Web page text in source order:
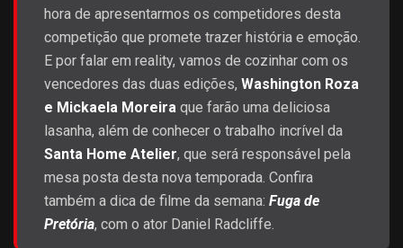
hora de apresentarmos os competidores desta
competição que promete trazer história e emoção.
E por falar em reality, vamos de cozinhar com os
vencedores das duas edições, Washington Roza
e Mickaela Moreira que farão uma deliciosa
lasanha, além de conhecer o trabalho incrível da
Santa Home Atelier, que será responsável pela
mesa posta desta nova temporada. Confira
também a dica de filme da semana: Fuga de
Pretória, com o ator Daniel Radcliffe.